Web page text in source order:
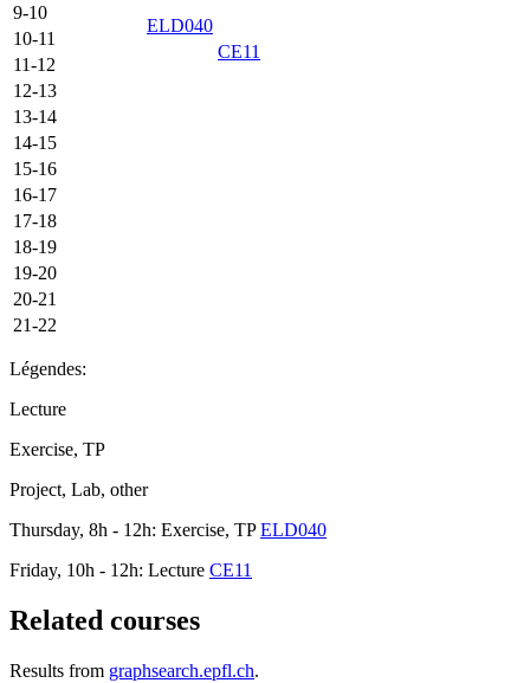
ELD040
9-10
10-11
CE11
11-12
12-13
13-14
14-15
15-16
16-17
17-18
18-19
19-20
20-21
21-22
Légendes:
Lecture
Exercise, TP
Project, Lab, other
Thursday, 8h - 12h: Exercise, TPELD040
Friday, 10h - 12h: Lecture CE11
Related courses
Results from graphsearch.epfl.ch.